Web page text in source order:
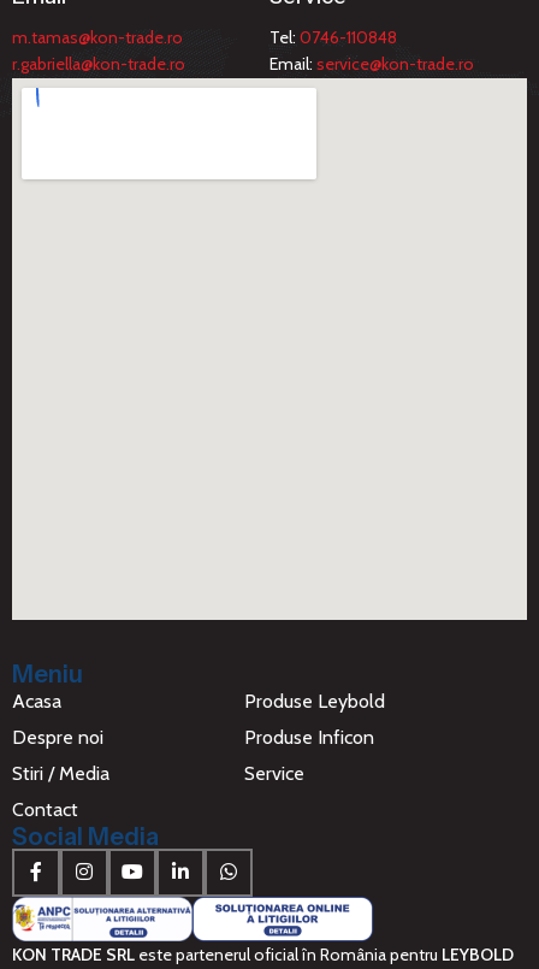
m.tamas@kon-trade.ro
r.gabriella@kon-trade.ro
Tel: 0746-110848
Email: service@kon-trade.ro
Meniu
Acasa
Despre noi
Stiri / Media
Contact
Produse Leybold
Produse Inficon
Service
Social Media
KON TRADE SRL este partenerul oficial în România pentru LEYBOLD